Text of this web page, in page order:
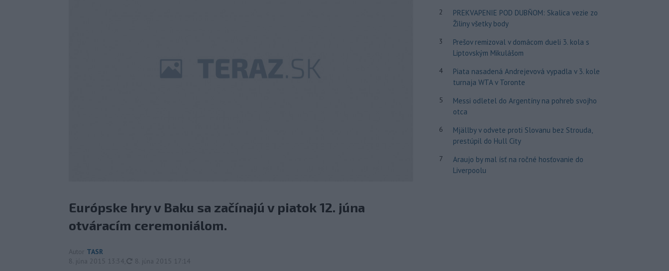
Európske hry v Baku sa začínajú v piatok 12. júna
otváracím ceremoniálom.
Autor TASR
8. júna 2015 13:34
aktualizované
8. júna 2015 17:14
2
PREKVAPENIE POD DUBŇOM: Skalica vezie zo
Žiliny všetky body
3
Prešov remizoval v domácom dueli 3. kola s
Liptovským Mikulášom
4
Piata nasadená Andrejevová vypadla v 3. kole
turnaja WTA v Toronte
5
Messi odletel do Argentíny na pohreb svojho
otca
6
Mjällby v odvete proti Slovanu bez Strouda,
prestúpil do Hull City
7
Araujo by mal ísť na ročné hosťovanie do
Liverpoolu